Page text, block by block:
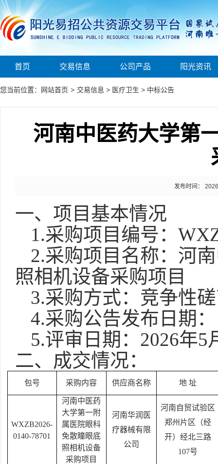
首页 交易信息 公司产品 阳光资讯
您当前位置： 网站首页 > 交易信息 > 医疗卫生 > 中标公告
河南中医药大学第
发布时间：
一、项目基本情况
1.采购项目编号：
2.采购项目名称：河
照相机设备采购项目
3.采购方式：竞争性
4.采购公告发布日期
5.评审日期：2026年5
二、成交情况：
包号 采购内容 供应商名称 地 址
WXZB2026-
0140-78701
河南中医药
大学第一附
属医院眼科
免散瞳眼底
照相机设备
采购项目
河南华润医
疗器械有限
公司
河南自贸试验区
郑州片区（经
开）经北三路
107号